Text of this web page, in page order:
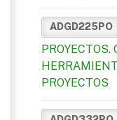
ADGD225PO
PROYECTOS.
PROYECTOS